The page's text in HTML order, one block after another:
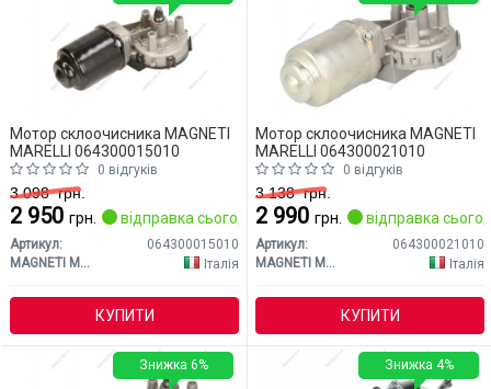
Мотор склоочисника MAGNETI
MARELLI 064300015010
0 відгуків
3 098грн.
2 950 грн. відправка сьогодні
Артикул:
064300015010
MAGNETI MARELLI
Італія
КУПИТИ
Мотор склоочисника MAGNETI
MARELLI 064300021010
0 відгуків
3 138грн.
2 990 грн. відправка
Артикул:
064300021010
MAGNETI MARELLI
Італія
КУПИТИ
Знижка 6% Знижка 4%